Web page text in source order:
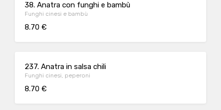
38. Anatra con funghi e bambù
Funghi cinesi e bambù
8.70 €
237. Anatra in salsa chili
Funghi cinesi, peperoni
8.70 €